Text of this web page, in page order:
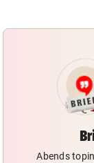
Abends